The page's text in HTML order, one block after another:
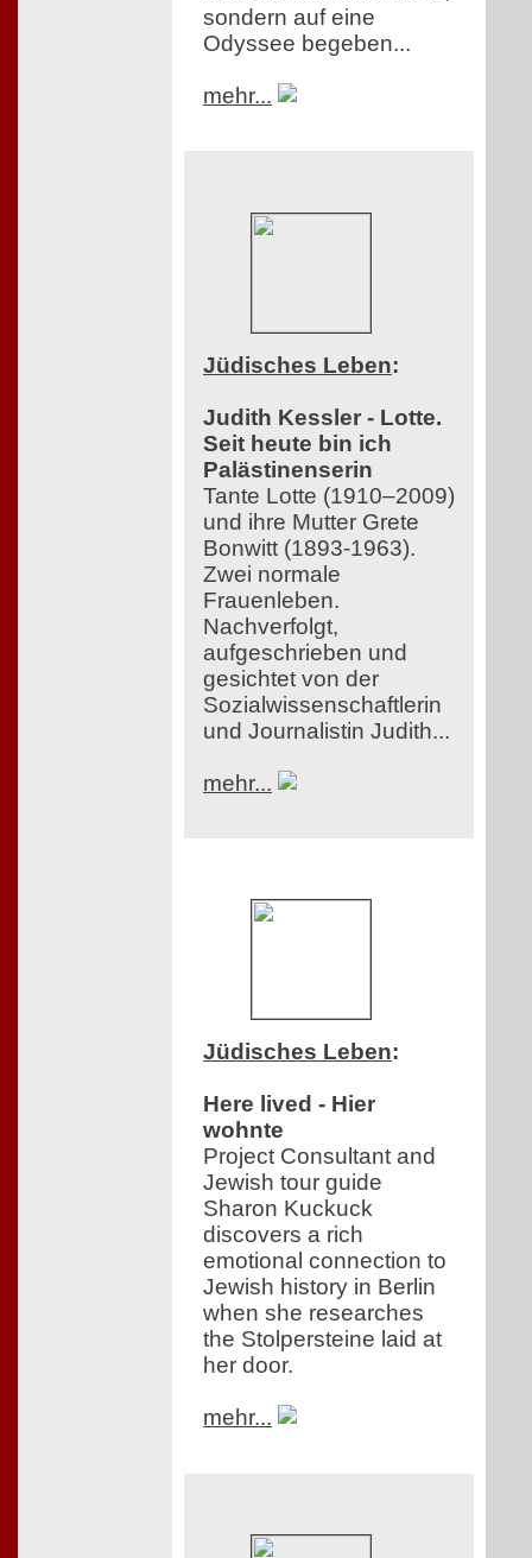
sondern auf eine
Odyssee begeben...
mehr...
Jüdisches Leben:
Judith Kessler - Lotte.
Seit heute bin ich
Palästinenserin
Tante Lotte (1910–2009)
und ihre Mutter Grete
Bonwitt (1893-1963).
Zwei normale
Frauenleben.
Nachverfolgt,
aufgeschrieben und
gesichtet von der
Sozialwissenschaftlerin
und Journalistin Judith...
mehr...
Jüdisches Leben:
Here lived - Hier
wohnte
Project Consultant and
Jewish tour guide
Sharon Kuckuck
discovers a rich
emotional connection to
Jewish history in Berlin
when she researches
the Stolpersteine laid at
her door.
mehr...